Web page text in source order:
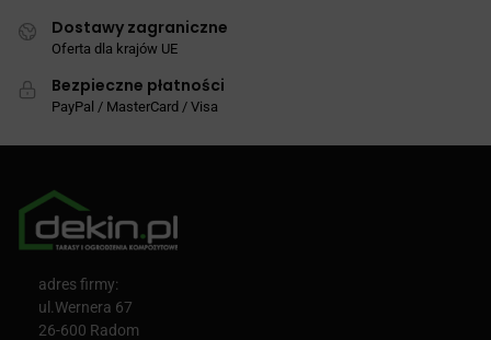
Dostawy zagraniczne
Oferta dla krajów UE
Bezpieczne płatności
PayPal / MasterCard / Visa
adres firmy:
ul.Wernera 67
26-600 Radom